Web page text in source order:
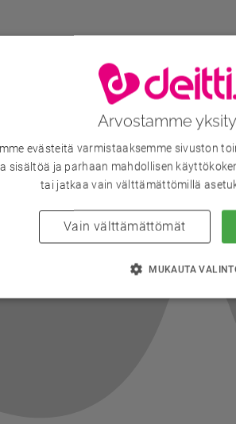
Arvostamme
evästeitä varmistaaksemme sivuston
sisältöä ja parhaan mahdollisen
tai jatkaa vain välttämättömillä
Vain välttämättömät
MUKAUTA